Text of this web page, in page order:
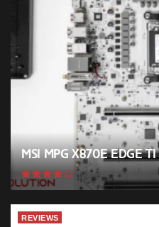
MSI MPG X870E EDGE
REVIEWS